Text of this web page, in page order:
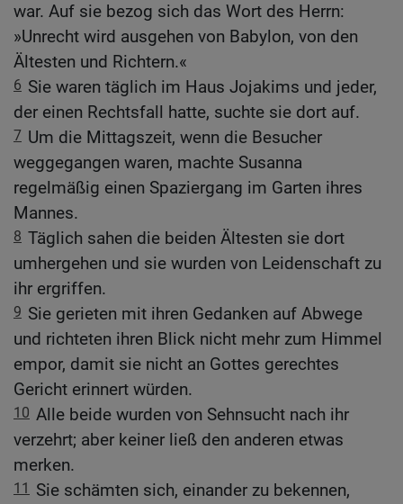
war. Auf sie bezog sich das Wort des Herrn:
»Unrecht wird ausgehen von Babylon, von den
Ältesten und Richtern.«
6 Sie waren täglich im Haus Jojakims und jeder,
der einen Rechtsfall hatte, suchte sie dort auf.
7 Um die Mittagszeit, wenn die Besucher
weggegangen waren, machte Susanna
regelmäßig einen Spaziergang im Garten ihres
Mannes.
8 Täglich sahen die beiden Ältesten sie dort
umhergehen und sie wurden von Leidenschaft zu
ihr ergriffen.
9 Sie gerieten mit ihren Gedanken auf Abwege
und richteten ihren Blick nicht mehr zum Himmel
empor, damit sie nicht an Gottes gerechtes
Gericht erinnert würden.
10 Alle beide wurden von Sehnsucht nach ihr
verzehrt; aber keiner ließ den anderen etwas
merken.
11
Sie schämten sich, einander zu bekennen,